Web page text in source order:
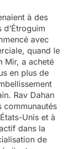
à des
avec
quand le
Mir, a acheté
en plus de
Rav Dahan
communautés
Unis et à
dans la
de